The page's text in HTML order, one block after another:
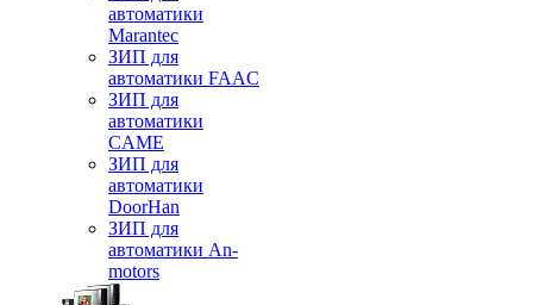
автоматики
Marantec
ЗИП для
автоматики FAAC
ЗИП для
автоматики
CAME
ЗИП для
автоматики
DoorHan
ЗИП для
автоматики An-
motors